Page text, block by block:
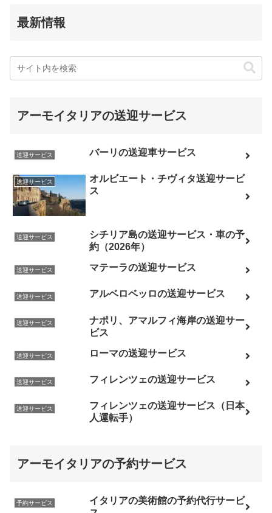
最新情報
アーモイタリアの送迎サービス
送迎サービス バーリの送迎車サービス
送迎サービス
オルビエート・チヴィタ送迎サービ
ス
送迎サービス
シチリア島の送迎サービス・車の予
約（2026年）
送迎サービス マテーラの送迎サービス
送迎サービス アルベロベッロの送迎サービス
送迎サービス
ナポリ、アマルフィ海岸の送迎サー
ビス
送迎サービス ローマの送迎サービス
送迎サービス フィレンツェの送迎サービス
送迎サービス
フィレンツェの送迎サービス（日本
人運転手）
アーモイタリアの予約サービス
予約サービス
イタリアの美術館の予約代行サービ